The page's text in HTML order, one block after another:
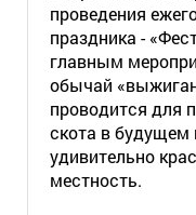
проведения
праздника -
главным
обычай
проводится для
скота в будущем
удивительно
местность.